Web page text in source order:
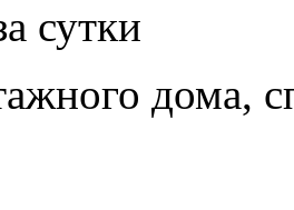
сутки
дома,